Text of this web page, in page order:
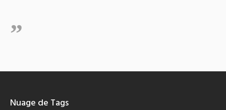
Nuage de Tags